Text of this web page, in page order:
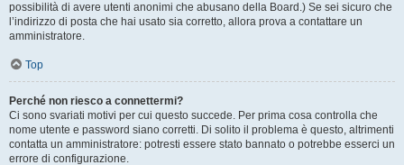
possibilità di avere utenti anonimi che abusano della Board.) Se sei sicuro che
l’indirizzo di posta che hai usato sia corretto, allora prova a contattare un
amministratore.
Top
Perché non riesco a connettermi?
Ci sono svariati motivi per cui questo succede. Per prima cosa controlla che
nome utente e password siano corretti. Di solito il problema è questo, altrimenti
contatta un amministratore: potresti essere stato bannato o potrebbe esserci un
errore di configurazione.